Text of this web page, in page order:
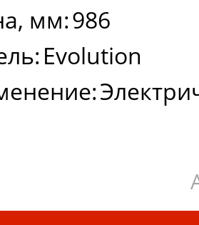
мм:986
Evolution